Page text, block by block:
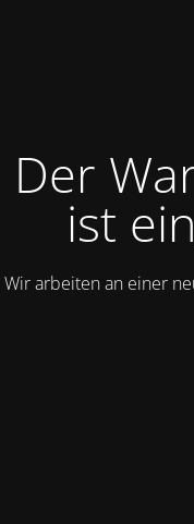
Der
ist
Wir arbeiten an einer